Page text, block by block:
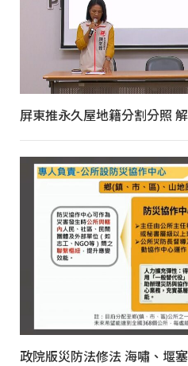
屏東推永久屋地籍分割分照
政院版災防法修法 海嘯、堰